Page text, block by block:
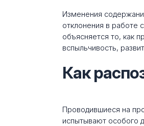
Изменения
отклонения в работе
объясняется то, как
вспыльчивость,
Как
Проводившиеся на
испытывают особого